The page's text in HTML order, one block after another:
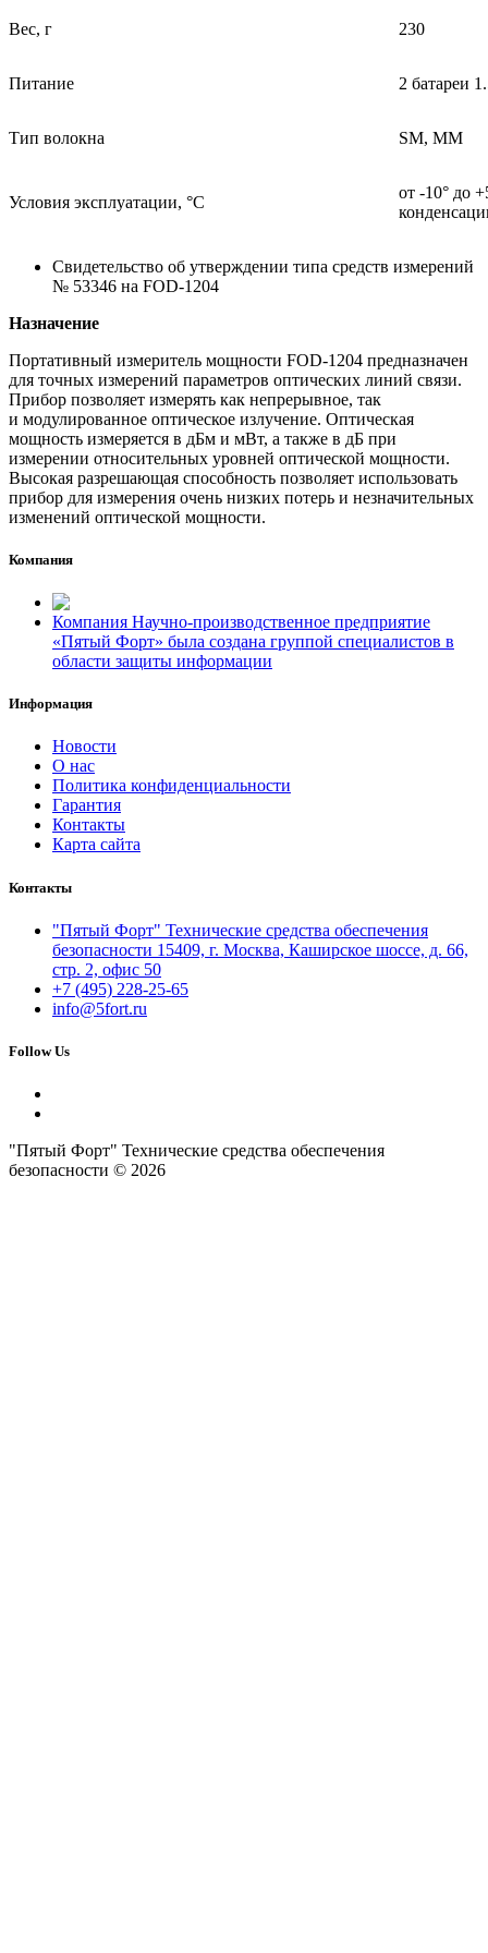
Вес, г 230
Питание 2 батареи
Тип волокна SM, MM
Условия эксплуатации, °C
от -10° до
Свидетельство об утверждении типа средств измерений
№ 53346 на FOD-1204
Назначение
Портативный измеритель мощности FOD-1204 предназначен
для точных измерений параметров оптических линий связи.
Прибор позволяет измерять как непрерывное, так
и модулированное оптическое излучение. Оптическая
мощность измеряется в дБм и мВт, а также в дБ при
измерении относительных уровней оптической мощности.
Высокая разрешающая способность позволяет использовать
прибор для измерения очень низких потерь и незначительных
изменений оптической мощности.
Компания
Компания Научно-производственное предприятие
«Пятый Форт» была создана группой специалистов в
области защиты информации
Информация
Новости
О нас
Политика конфиденциальности
Гарантия
Контакты
Карта сайта
Контакты
"Пятый Форт" Технические средства обеспечения
безопасности 15409, г. Москва, Каширское шоссе, д. 66,
стр. 2, офис 50
+7 (495) 228-25-65
info@5fort.ru
Follow Us
"Пятый Форт" Технические средства обеспечения
безопасности © 2026